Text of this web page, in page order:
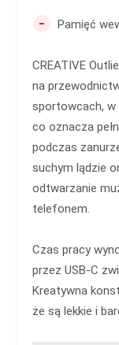
- Pamięć
CREATIVE
na
sportowcach, w
co oznacza
podczas
suchym lądzie
odtwarzanie
telefonem.
Czas pracy
przez USB-C
Kreatywna
że są lekkie i